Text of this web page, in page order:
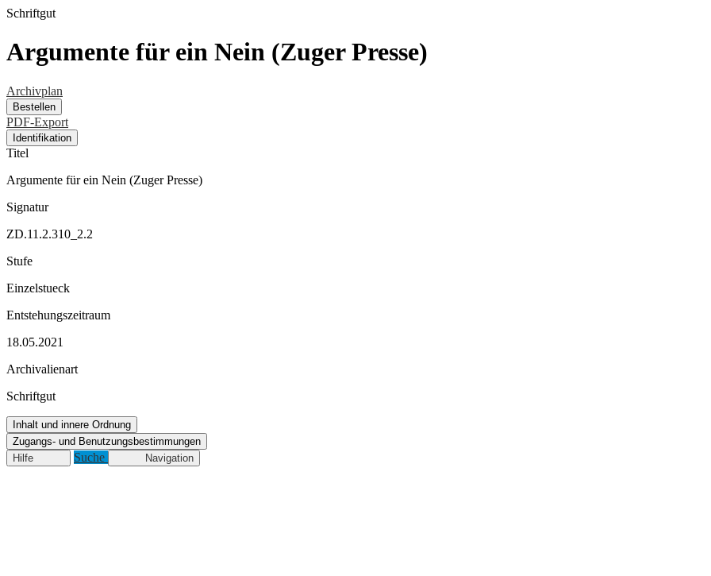
Schriftgut
Argumente für ein Nein (Zuger Presse)
Archivplan
Bestellen
PDF-Export
Identifikation
Titel
Argumente für ein Nein (Zuger Presse)
Signatur
ZD.11.2.310_2.2
Stufe
Einzelstueck
Entstehungszeitraum
18.05.2021
Archivalienart
Schriftgut
Inhalt und innere Ordnung
Zugangs- und Benutzungsbestimmungen
Hilfe
Suche Navigation